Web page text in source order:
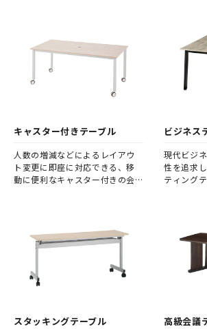
キャスター付きテーブル
人数の増減などによるレイアウ
ト変更に即座に対応できる、移
動に便利なキャスター付きの会
ビジネス
現代ビジ
性を追求
ティング
スタッキングテーブル 高級会議